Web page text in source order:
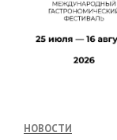
НОВОСТИ